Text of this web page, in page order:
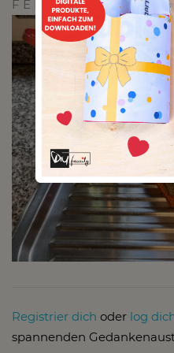
F E R T I G !!
Registrier dich oder log
spannenden